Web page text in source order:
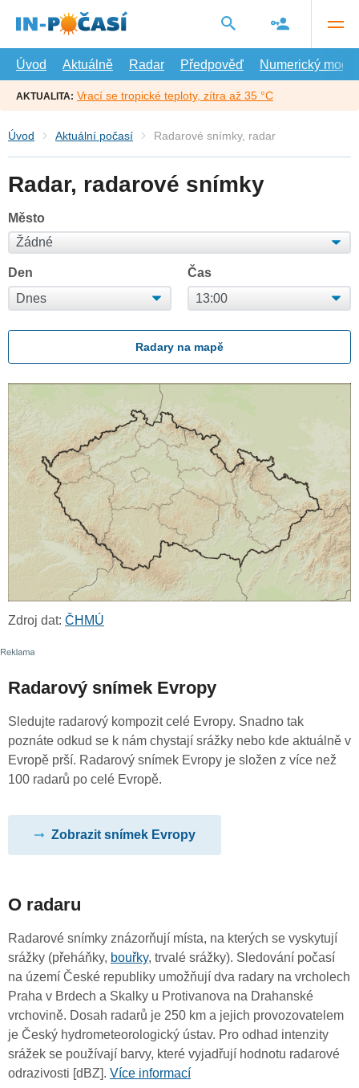
hlavní
Úvod
Aktuálně Radar Předpověď Numerický model
AKTUALITA: Vrací se tropické teploty, zítra až 35 °C
Úvod Aktuální počasí Radarové snímky, radar
Radar, radarové snímky
Město
Den Čas
Radary na mapě
Zdroj dat: ČHMÚ
Radarový snímek Evropy
Sledujte radarový kompozit celé Evropy. Snadno tak
poznáte odkud se k nám chystají srážky nebo kde aktuálně v
Evropě prší. Radarový snímek Evropy je složen z více než
100 radarů po celé Evropě.
Zobrazit snímek Evropy
O radaru
Radarové snímky znázorňují místa, na kterých se vyskytují
srážky (přeháňky, bouřky, trvalé srážky). Sledování počasí
na území České republiky umožňují dva radary na vrcholech
Praha v Brdech a Skalky u Protivanova na Drahanské
vrchovině. Dosah radarů je 250 km a jejich provozovatelem
je Český hydrometeorologický ústav. Pro odhad intenzity
srážek se používají barvy, které vyjadřují hodnotu radarové
odrazivosti [dBZ]. Více informací